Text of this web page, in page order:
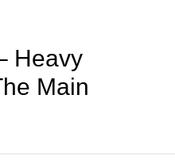
Heavy
Main